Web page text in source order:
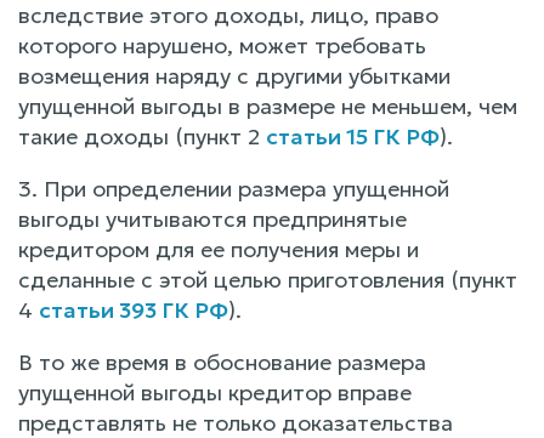
вследствие этого доходы, лицо, право
которого нарушено, может требовать
возмещения наряду с другими убытками
упущенной выгоды в размере не меньшем, чем
такие доходы (пункт 2 статьи 15 ГК РФ).
3. При определении размера упущенной
выгоды учитываются предпринятые
кредитором для ее получения меры и
сделанные с этой целью приготовления (пункт
4 статьи 393 ГК РФ).
В то же время в обоснование размера
упущенной выгоды кредитор вправе
представлять не только доказательства